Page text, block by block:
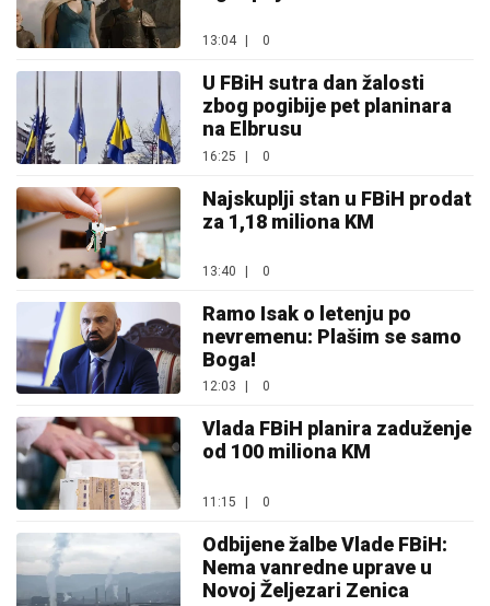
13:04 0
U FBiH sutra dan žalosti
zbog pogibije pet planinara
na Elbrusu
16:25 | 0
Najskuplji stan u FBiH prodat
za 1,18 miliona KM
13:40 0
Ramo Isak o letenju po
nevremenu: Plašim se samo
Boga!
12:03 0
Vlada FBiH planira zaduženje
od 100 miliona KM
11:15 | 0
Odbijene žalbe Vlade FBiH:
Nema vanredne uprave u
Novoj Željezari Zenica